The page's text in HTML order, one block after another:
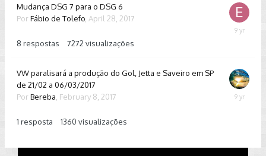
Mudança DSG 7 para o DSG 6
Por Fábio de Tolefo April 28, 2017
8 respostas 7272 visualizações
May
VW paralisará a produção do Gol, Jetta e Saveiro em SP
de 21/02 a 06/03/2017
Por Bereba February 8, 2017
1 resposta 1360 visualizações
February